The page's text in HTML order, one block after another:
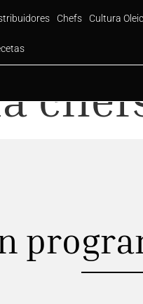
Chefs Cultura